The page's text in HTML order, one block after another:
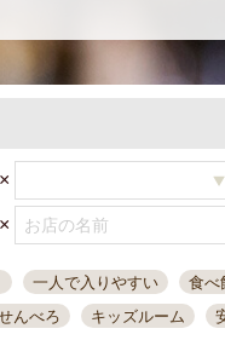
×
×
一人で入りやすい 食べ
んべろ キッズルーム